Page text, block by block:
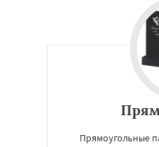
Прямоугольные